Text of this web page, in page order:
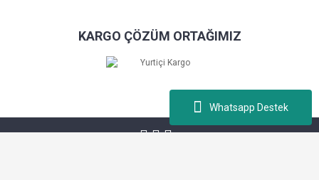
Whatsapp Destek
KARGO ÇÖZÜM ORTAĞIMIZ